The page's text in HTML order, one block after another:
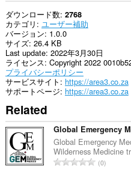
ダウンロード数 2768
カテゴリ ユーザー補助
バージョン 1.0.0
サイズ 26.4 KB
Last update 2022年3月30日
ライセンス Copyright 2022
プライバシーポリシー
サービスサイト https://area3.co.za
サポートページ https://area3.co.za
Related
Global Emergency
Global Emergency
Wilderness Medicine
評
0